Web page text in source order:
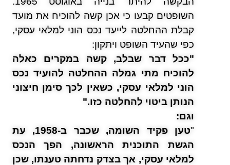
השופטים קבעו כי אכן קשה להוכיח את מועד
קבלת ההחלטה לייעד נכס הוני למלאי עסקי,
כפי שהעיד השופט ויתקון:
"ככל דבר שבלב, קשה במקרים כאלה
להוכיח מתי גמלה ההחלטה להועיד נכס
הוני למלאי עסקי, כשאין לכך סימן חיצוני
הנותן ביטוי להחלטה כזו."
וגם:
"
טען פקיד השומה, שכבר ב‑1958, עת
הגשת התוכנית הראשונה, הפך הנכס
למלאי עסקי, אך בצדק נדחתה טענתו, שכן